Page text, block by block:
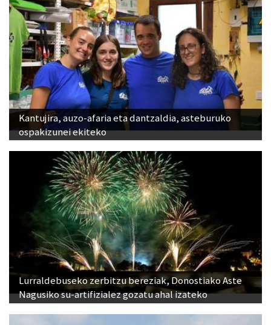
Kantujira, auzo-afaria eta dantzaldia, asteburuko
ospakizunei ekiteko
Lurraldebuseko zerbitzu bereziak, Donostiako Aste
Nagusiko su-artifizialez gozatu ahal izateko